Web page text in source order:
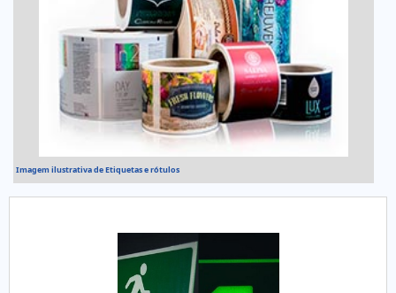
Imagem ilustrativa de Etiquetas e rótulos